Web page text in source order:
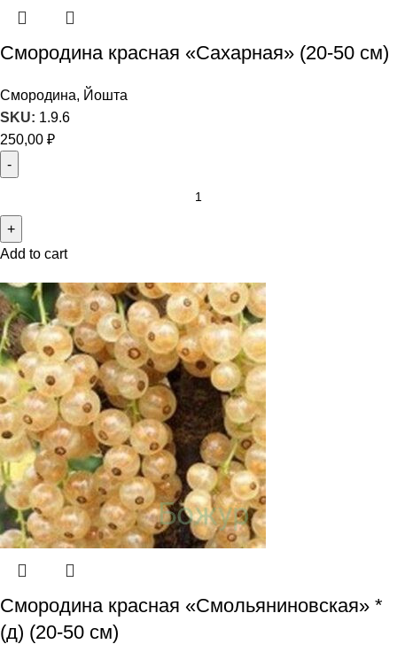
Смородина красная «Сахарная» (20-50 см)
Смородина, Йошта
SKU: 1.9.6
250,00 ₽
Add to cart
Смородина красная «Смольяниновская» *
(д) (20-50 см)